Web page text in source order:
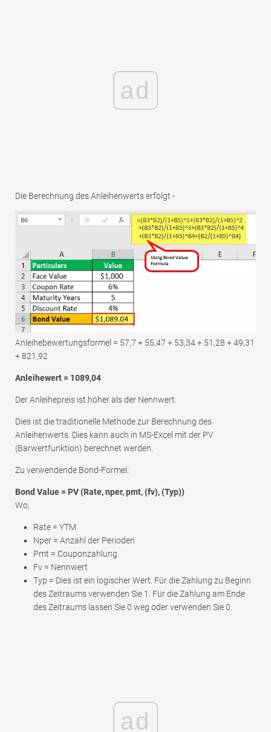
ad
Die Berechnung des Anleihenwerts erfolgt -
Anleihebewertungsformel = 57,7 + 55,47 + 53,34 + 51,28 + 49,31
+ 821,92
Anleihewert = 1089,04
Der Anleihepreis ist höher als der Nennwert.
Dies ist die traditionelle Methode zur Berechnung des
Anleihenwerts. Dies kann auch in MS-Excel mit der PV
(Barwertfunktion) berechnet werden.
Zu verwendende Bond-Formel:
Bond Value = PV (Rate, nper, pmt, (fv), (Typ))
Wo,
Rate = YTM
Nper = Anzahl der Perioden
Pmt = Couponzahlung
Fv = Nennwert
Typ = Dies ist ein logischer Wert. Für die Zahlung zu Beginn
des Zeitraums verwenden Sie 1. Für die Zahlung am Ende
des Zeitraums lassen Sie 0 weg oder verwenden Sie 0.
ad